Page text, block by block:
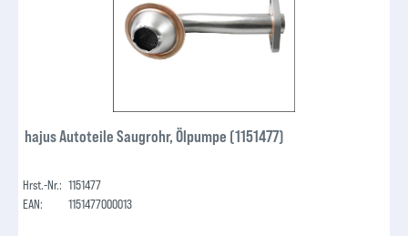
hajus Autoteile Saugrohr, Ölpumpe (1151477)
Hrst.-Nr.: 1151477
EAN:
1151477000013